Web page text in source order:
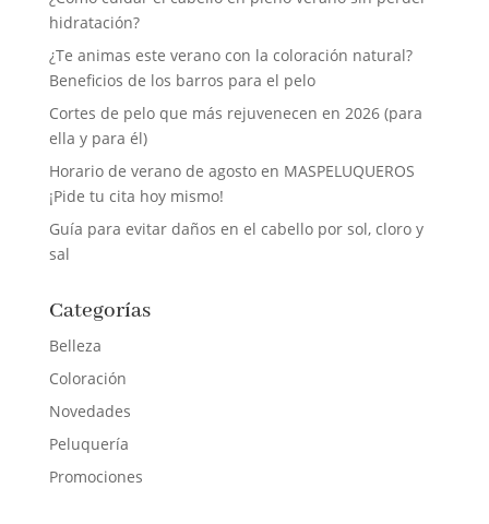
hidratación?
¿Te animas este verano con la coloración natural?
Beneficios de los barros para el pelo
Cortes de pelo que más rejuvenecen en 2026 (para
ella y para él)
Horario de verano de agosto en MASPELUQUEROS
¡Pide tu cita hoy mismo!
Guía para evitar daños en el cabello por sol, cloro y
sal
Categorías
Belleza
Coloración
Novedades
Peluquería
Promociones